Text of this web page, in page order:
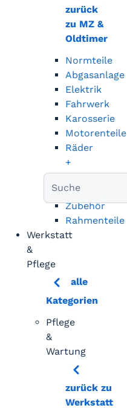
zurück
zu MZ &
Oldtimer
Normteile
Abgasanlage
Elektrik
Fahrwerk
Karosserie
Motorenteile
Räder
+
Bereifung
Vergaser
Zubehör
Rahmenteile
Werkstatt
&
Pflege
alle
Kategorien
Pflege
&
Wartung
zurück zu
Werkstatt